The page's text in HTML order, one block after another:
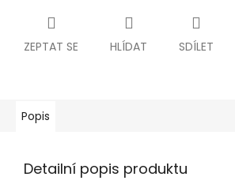
ZEPTAT SE HLÍDAT SDÍLET
Popis
Detailní popis produktu